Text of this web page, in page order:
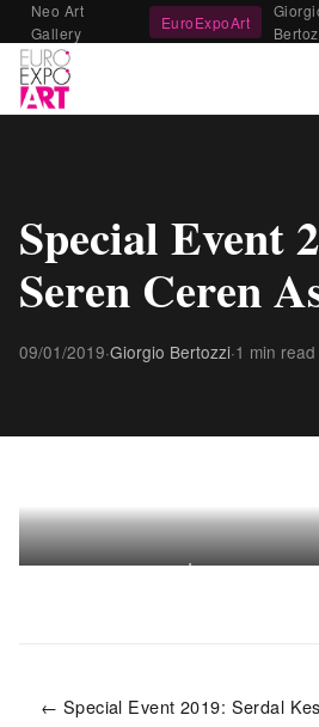
Neo Art
Gallery
EuroExpoArt
Special Event
Seren Ceren
09/01/2019·Giorgio Bertozzi·1 min read
mde
← Special Event 2019: Serdal